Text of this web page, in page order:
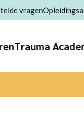
vragen
Trauma